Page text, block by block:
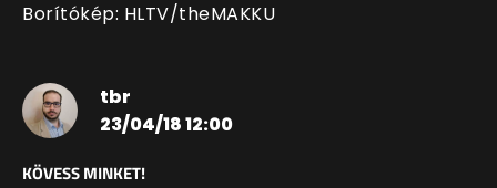
Borítókép: HLTV/theMAKKU
tbr
23/04/18 12:00
KÖVESS MINKET!